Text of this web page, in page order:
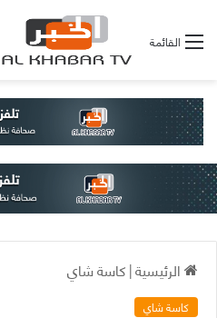
القائمة
الرئيسية|كاسة شاي
كاسة شاي